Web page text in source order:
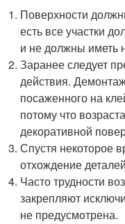
Поверхности
есть все участки
и не должны иметь
Заранее следует
действия.
посаженного на
потому что
декоративной
Спустя некоторое
отхождение
Часто трудности
закрепляют
не предусмотрена.